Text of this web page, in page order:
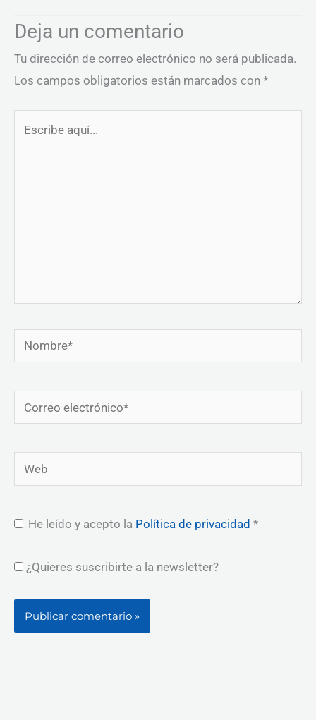
Deja un comentario
Tu dirección de correo electrónico no será publicada.
Los campos obligatorios están marcados con *
Nombre*
Correo
electrónico*
Web
He leído y acepto la Política de privacidad *
¿Quieres suscribirte a la newsletter?